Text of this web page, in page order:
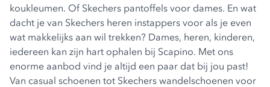
koukleumen. Of Skechers pantoffels voor dames. En wat
dacht je van Skechers heren instappers voor als je even
wat makkelijks aan wil trekken? Dames, heren, kinderen,
iedereen kan zijn hart ophalen bij Scapino. Met ons
enorme aanbod vind je altijd een paar dat bij jou past!
Van casual schoenen tot Skechers wandelschoenen voor